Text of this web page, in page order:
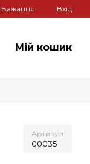
Бажання Вхід
Мій кошик
Артикул
00035